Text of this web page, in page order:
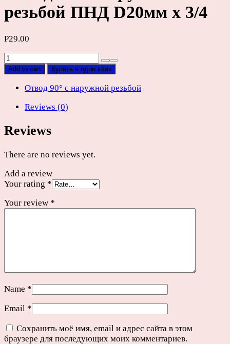
резьбой ПНД D20мм х 3/4
Р29.00
Отвод
90°
наружной
ПНД
х
quantity
Add to cart Купить в один клик
Отвод 90° с наружной резьбой
Reviews (0)
Reviews
There are no reviews yet.
Add a review
Your rating *
Your review *
Name *
Email *
Сохранить моё имя, email и адрес сайта в этом
браузере для последующих моих комментариев.